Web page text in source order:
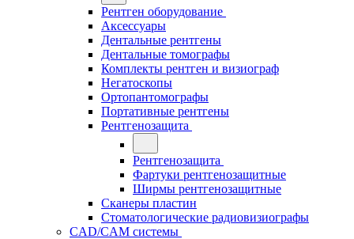
Рентген оборудование
Аксессуары
Дентальные рентгены
Дентальные томографы
Комплекты рентген и визиограф
Негатоскопы
Ортопантомографы
Портативные рентгены
Рентгенозащита
Рентгенозащита
Фартуки рентгенозащитные
Ширмы рентгенозащитные
Сканеры пластин
Стоматологические радиовизиографы
CAD/CAM системы